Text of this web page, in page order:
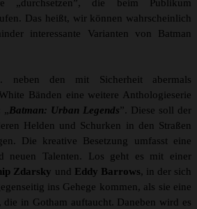
„durchsetzen”, die beim Publikum
Das heißt, wir können wahrscheinlich
interessante Varianten von Batman
neben den mit Sicherheit abermals
Bänden eine weitere Anthologieserie
„ Batman: Urban Legends”. Diese soll der
Helden und Schurken in den Straßen
Die kreative Besetzung umfasst eine
neuen Talenten. Los geht es mit einer
Zdarsky und Eddy Barrows, in der sich
ins Gehege kommen, als sie eine
die in Gotham auftaucht. Daneben wird es